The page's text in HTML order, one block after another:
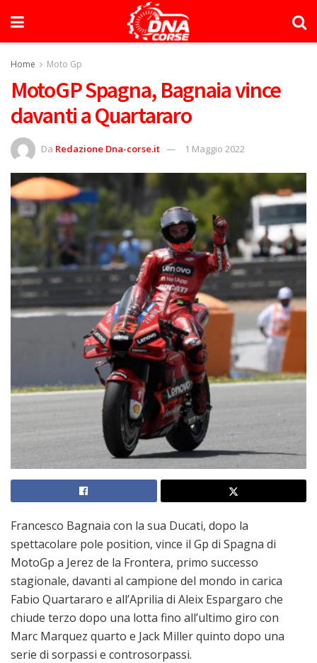
Home Moto Gp
MotoGP Spagna, Bagnaia vince
davanti a Quartararo
Da Redazione Dna-corse.it 1 Maggio 2022
Francesco Bagnaia con la sua Ducati, dopo la
spettacolare pole position, vince il Gp di Spagna di
MotoGp a Jerez de la Frontera, primo successo
stagionale, davanti al campione del mondo in carica
Fabio Quartararo e all’Aprilia di Aleix Espargaro che
chiude terzo dopo una lotta fino all’ultimo giro con
Marc Marquez quarto e Jack Miller quinto dopo una
serie di sorpassi e controsorpassi.